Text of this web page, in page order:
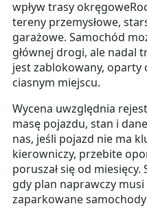
wpływ trasy
tereny przemysłowe,
garażowe. Samochód
głównej drogi, ale nadal
jest zablokowany, oparty
ciasnym miejscu.
Wycena uwzględnia
masę pojazdu, stan i
nas, jeśli pojazd nie ma
kierowniczy, przebite
poruszał się od miesięcy.
gdy plan naprawczy
zaparkowane